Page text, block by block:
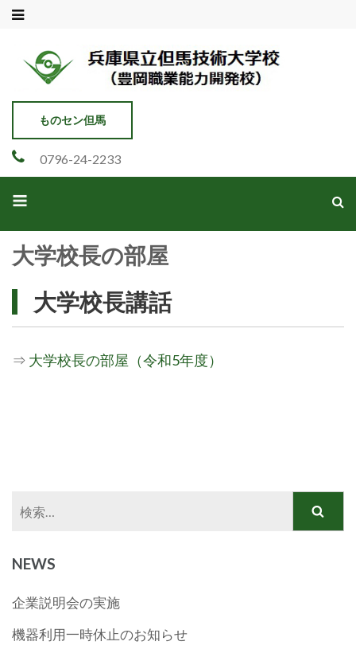
兵庫県立但馬技術大学校
豊岡市職業能力開発校
ものセン但馬
0796-24-2233
大学校長の部屋
大学校長講話
⇒ 大学校長の部屋（令和5年度）
NEWS
企業説明会の実施
機器利用一時休止のお知らせ